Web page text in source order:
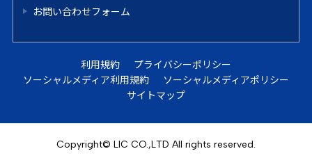
お問い合わせフォーム
利用規約
プライバシーポリシー
ソーシャルメディア利用規約
ソーシャルメディアポリシー
サイトマップ
Copyright© LIC CO.,LTD All rights reserved.